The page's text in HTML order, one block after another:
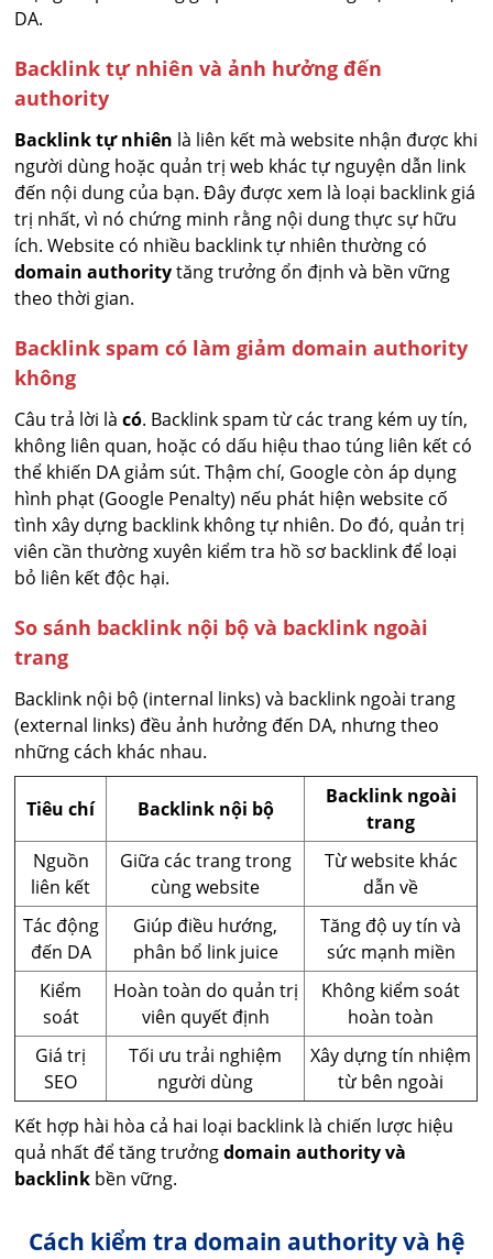
DA.
Backlink tự nhiên và ảnh hưởng đến
authority
Backlink tự nhiên là liên kết mà website nhận được khi
người dùng hoặc quản trị web khác tự nguyện dẫn link
đến nội dung của bạn. Đây được xem là loại backlink giá
trị nhất, vì nó chứng minh rằng nội dung thực sự hữu
ích. Website có nhiều backlink tự nhiên thường có
domain authoritytăng trưởng ổn định và bền vững
theo thời gian.
Backlink spam có làm giảm domain authority
không
Câu trả lời làcó. Backlink spam từ các trang kém uy tín,
không liên quan, hoặc có dấu hiệu thao túng liên kết có
thể khiến DA giảm sút. Thậm chí, Google còn áp dụng
hình phạt (Google Penalty) nếu phát hiện website cố
tình xây dựng backlink không tự nhiên. Do đó, quản trị
viên cần thường xuyên kiểm tra hồ sơ backlink để loại
bỏ liên kết độc hại.
So sánh backlink nội bộ và backlink ngoài
trang
Backlink nội bộ (internal links) và backlink ngoài trang
(external links) đều ảnh hưởng đến DA, nhưng theo
những cách khác nhau.
Tiêu chí Backlink nội bộ
Backlink ngoài
trang
Nguồn
liên kết
Giữa các trang trong
cùng website
Từ website khác
dẫn về
Tác động
đến DA
Giúp điều hướng,
phân bổ link juice
Tăng độ uy tín và
sức mạnh miền
Kiểm
soát
Hoàn toàn do quản trị
viên quyết định
Không kiểm soát
hoàn toàn
Giá trị
SEO
Tối ưu trải nghiệm
người dùng
Xây dựng tín nhiệm
từ bên ngoài
Kết hợp hài hòa cả hai loại backlink là chiến lược hiệu
quả nhất để tăng trưởngdomain authority và
backlink bền vững.
Cách kiểm tra domain authority và hệ